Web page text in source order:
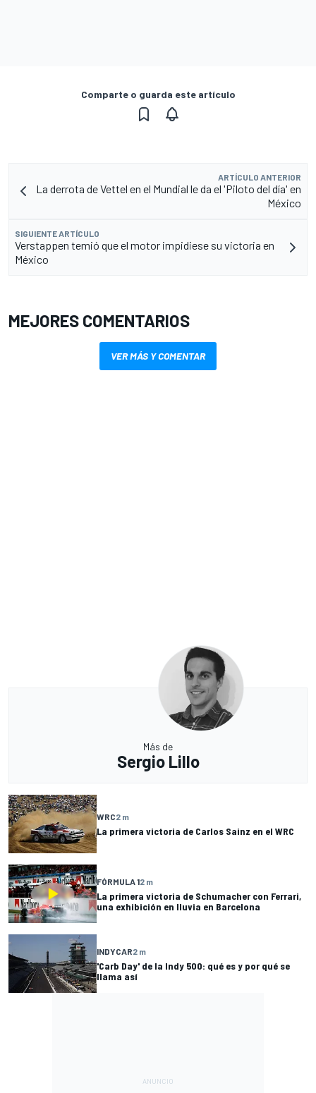
Comparte o guarda este artículo
ARTÍCULO ANTERIOR
La derrota de Vettel en el Mundial le da el 'Piloto del día' en
México
SIGUIENTE ARTÍCULO
Verstappen temió que el motor impidiese su victoria en
México
MEJORES COMENTARIOS
VER MÁS Y COMENTAR
Más de
Sergio Lillo
WRC2 m
La primera victoria de Carlos Sainz en el WRC
FÓRMULA 12 m
La primera victoria de Schumacher con Ferrari,
una exhibición en lluvia en Barcelona
INDYCAR2 m
'Carb Day' de la Indy 500: qué es y por qué se
llama así